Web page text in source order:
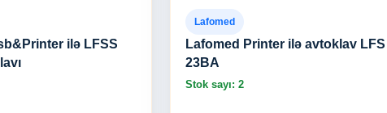
ilə LFSS
Lafomed
Lafomed Printer ilə avtoklav LFS
23BA
Stok sayı: 2